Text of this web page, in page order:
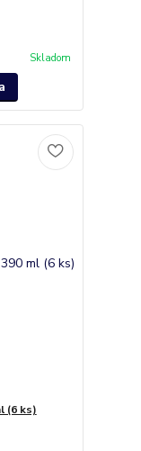
Skladom
(6 ks)